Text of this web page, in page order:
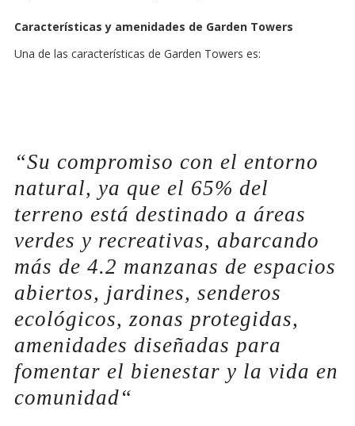
Características y amenidades de Garden Towers
Una de las características de Garden Towers es:
“Su compromiso con el entorno
natural, ya que el 65% del
terreno está destinado a áreas
verdes y recreativas, abarcando
más de 4.2 manzanas de espacios
abiertos, jardines, senderos
ecológicos, zonas protegidas,
amenidades diseñadas para
fomentar el bienestar y la vida en
comunidad“